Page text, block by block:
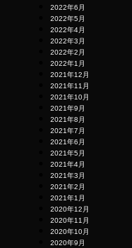
2022年6月
2022年5月
2022年4月
2022年3月
2022年2月
2022年1月
2021年12月
2021年11月
2021年10月
2021年9月
2021年8月
2021年7月
2021年6月
2021年5月
2021年4月
2021年3月
2021年2月
2021年1月
2020年12月
2020年11月
2020年10月
2020年9月